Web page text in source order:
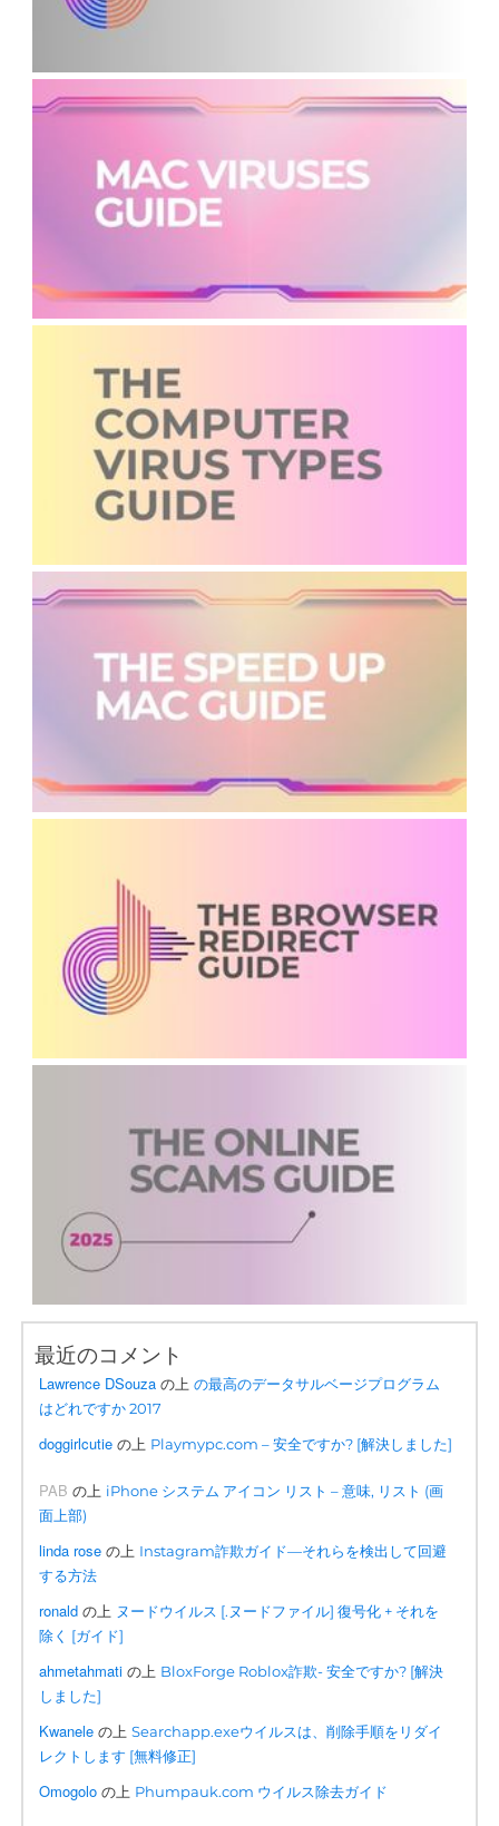
最近のコメント
Lawrence DSouza の上の最高のデータサルベージプログラム
はどれですか 2017
doggirlcutie の上 Playmypc.com – 安全ですか? [解決しました]
PAB の上 iPhone システム アイコン リスト – 意味, リスト (画
面上部)
linda rose の上 Instagram詐欺ガイド—それらを検出して回避
する方法
ronald の上 ヌードウイルス [.ヌードファイル] 復号化 + それを
除く [ガイド]
ahmetahmati の上 BloxForge Roblox詐欺- 安全ですか? [解決
しました]
Kwanele の上Searchapp.exeウイルスは、削除手順をリダイ
レクトします [無料修正]
Omogolo の上 Phumpauk.com ウイルス除去ガイド